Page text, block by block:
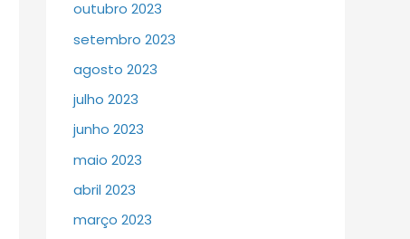
outubro 2023
setembro 2023
agosto 2023
julho 2023
junho 2023
maio 2023
abril 2023
março 2023